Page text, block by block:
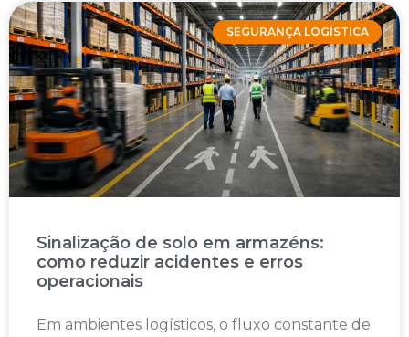
SEGURANÇA LOGÍSTICA
Sinalização de solo em armazéns:
como reduzir acidentes e erros
operacionais
Em ambientes logísticos, o fluxo constante de